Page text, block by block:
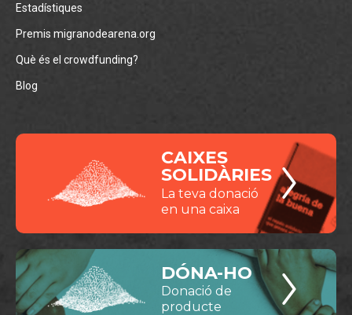
Estadístiques
Premis migranodearena.org
Què és el crowdfunding?
Blog
CAIXES
SOLIDÀRIES
La teva donació
en una caixa
DÓNA-HO
Donació de
producte